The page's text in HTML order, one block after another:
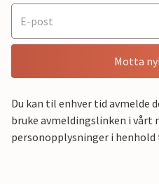
Motta
Du kan til enhver tid avmelde
bruke avmeldingslinken i vårt
personopplysninger i